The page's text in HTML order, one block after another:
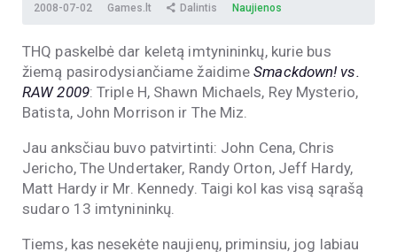
2008-07-02 Games.lt Dalintis Naujienos
THQ paskelbė dar keletą imtynininkų, kurie bus
žiemą pasirodysiančiame žaidimeSmackdown! vs.
RAW 2009: Triple H, Shawn Michaels, Rey Mysterio,
Batista, John Morrison ir The Miz.
Jau anksčiau buvo patvirtinti: John Cena, Chris
Jericho, The Undertaker, Randy Orton, Jeff Hardy,
Matt Hardy ir Mr. Kennedy. Taigi kol kas visą sąrašą
sudaro 13 imtynininkų.
Tiems, kas nesekėte naujienų, priminsiu, jog labiau